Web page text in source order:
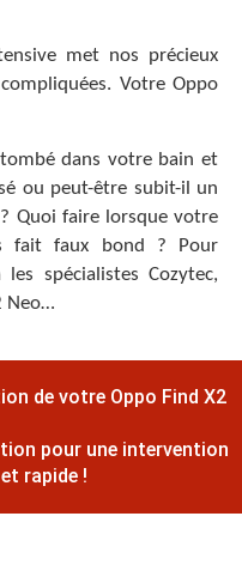
met nos précieux
Votre Oppo
dans votre bain et
ou peut-être subit-il un
Quoi faire lorsque votre
fait faux bond ? Pour
spécialistes Cozytec,
Neo…
de votre Oppo Find X2
pour une intervention
rapide !